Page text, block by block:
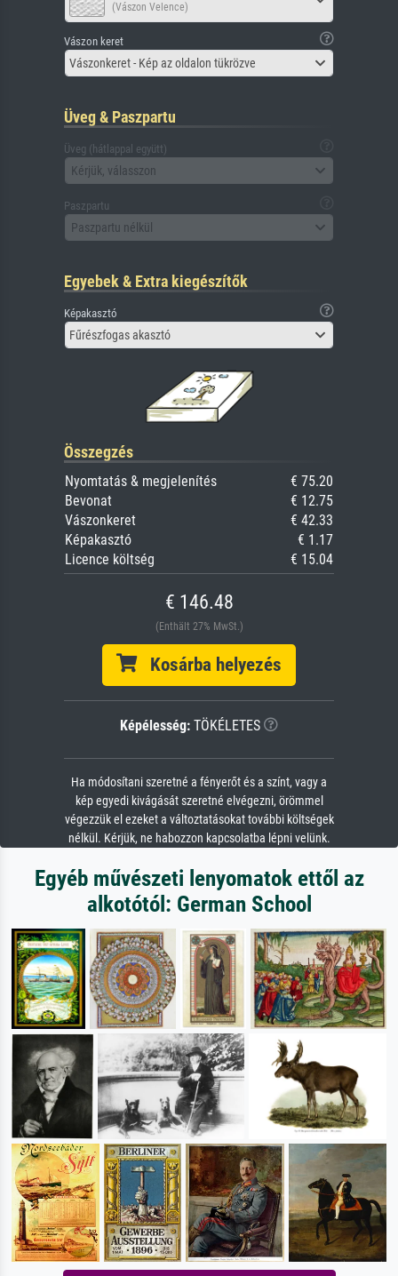
(Vászon Velence)
Vászon keret
Vászonkeret - Kép az oldalon tükrözve
Üveg & Paszpartu
Üveg (hátlappal együtt)
Kérjük, válasszon
Paszpartu
Paszpartu nélkül
Egyebek & Extra kiegészítők
Képakasztó
Fűrészfogas akasztó
Összegzés
Nyomtatás & megjelenítés
€ 75.20
Bevonat
€ 12.75
Vászonkeret
€ 42.33
Képakasztó
€ 1.17
Licence költség
€ 15.04
€ 146.48
(Enthält 27% MwSt.)
Kosárba helyezés
Képélesség: TÖKÉLETES
Ha módosítani szeretné a fényerőt és a színt, vagy a
kép egyedi kivágását szeretné elvégezni, örömmel
végezzük el ezeket a változtatásokat további költségek
nélkül. Kérjük, ne habozzon kapcsolatba lépni velünk.
Egyéb művészeti lenyomatok ettől az
alkotótól: German School